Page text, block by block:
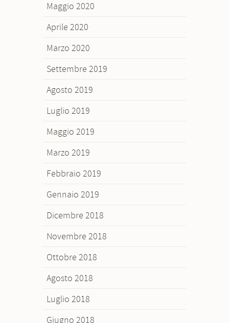
Maggio 2020
Aprile 2020
Marzo 2020
Settembre 2019
Agosto 2019
Luglio 2019
Maggio 2019
Marzo 2019
Febbraio 2019
Gennaio 2019
Dicembre 2018
Novembre 2018
Ottobre 2018
Agosto 2018
Luglio 2018
Giugno 2018